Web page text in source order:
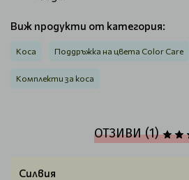
Виж продукти от категория:
Коса Поддръжка на цвета Color Care
Комплекти за коса
ОТЗИВИ (1)
Силвия